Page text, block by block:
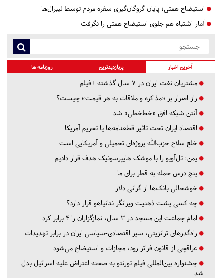
استیضاح همتی؛ پایان گروگان‌گیری سفره مردم توسط لیبرال‌ها
آمار اشتباه هم جلوی استیضاح همتی را نگرفت
آخرین اخبار پربازدیدترین روزنامه ها
مشتریان نفت ایران در ۷ سال گذشته +فیلم
راز اصرار بر «مذاکره و ملاقات به هر قیمت» چیست؟
آنتن شبکه افق «خط‌خطی» شد
اقتصاد ایران تحت تاثیر قطعنامه‌ها یا تحریم‌ آمریکا
خلع سلاح حزب‌الله پروژه‌ای تحمیلی و آمریکایی است
یمن: تل‌آویو را با موشک هایپرسونیک هدف قرار دادیم
پنج درس‌ حمله به قطر برای ما
خوشحالی بانک‌ها از گرانی دلار
چه کسی پشت ذهنیت ویرانگر نتانیاهو قرار دارد؟
امام جماعت این مسجد در ۳ سال، نمازگزاران را ۴ برابر کرد
راه‌گذرهای ترانزیتی، سپر اقتصادی-سیاسی ایران در برابر تهدیدات
عراقچی از قانون فراتر رود، مجازات و استیضاح می‌شود
جشنواره بین‌المللی فیلم تورنتو به صحنه اعتراض علیه اسرائیل بدل
شد